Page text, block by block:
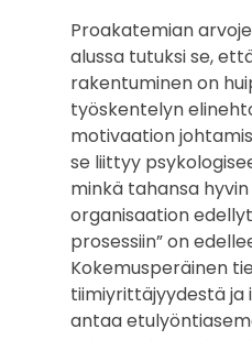
Proakatemian
alussa tutuksi se,
rakentuminen on
työskentelyn
motivaation
se liittyy
minkä tahansa
organisaation
prosessiin” on
Kokemusperäinen
tiimiyrittäjyydestä ja
antaa